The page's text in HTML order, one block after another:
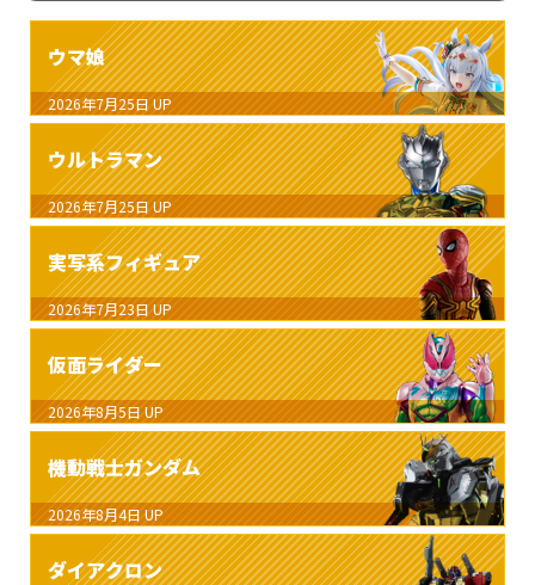
ウマ娘
2026年7月25日 UP
ウルトラマン
2026年7月25日 UP
実写系フィギュア
2026年7月23日 UP
仮面ライダー
2026年8月5日 UP
機動戦士ガンダム
2026年8月4日 UP
ダイアクロン